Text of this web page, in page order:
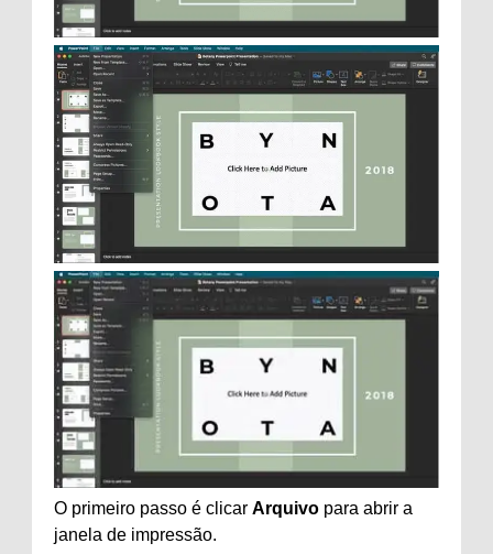
O primeiro passo é clicar Arquivo para abrir a
janela de impressão.